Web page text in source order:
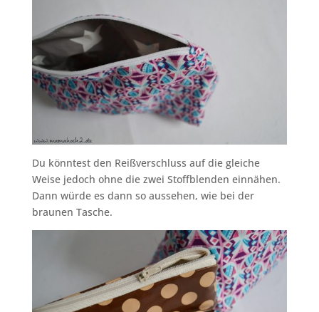
Du könntest den Reißverschluss auf die gleiche
Weise jedoch ohne die zwei Stoffblenden einnähen.
Dann würde es dann so aussehen, wie bei der
braunen Tasche.